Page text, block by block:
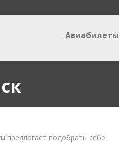
Авиабилеты
предлагает подобрать себе